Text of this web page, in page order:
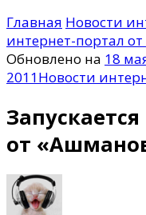
Главная Новости
интернет-портал
Обновлено на 18
2011Новости
от